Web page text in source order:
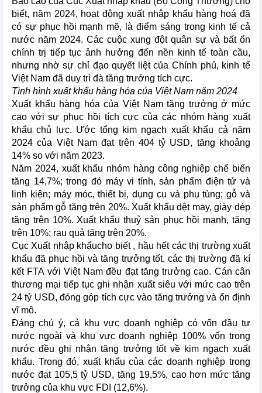
biết, năm 2024, hoạt động xuất nhập khẩu hàng hoá đã
có sự phục hồi mạnh mẽ, là điểm sáng trong kinh tế cả
nước năm 2024. Các cuộc xung đột quân sự và bất ổn
chính trị tiếp tục ảnh hưởng đến nền kinh tế toàn cầu,
nhưng nhờ sự chỉ đạo quyết liệt của Chính phủ, kinh tế
Việt Nam đã duy trì đà tăng trưởng tích cực.
Tình hình xuất khẩu hàng hóa của Việt Nam năm 2024
Xuất khẩu hàng hóa của Việt Nam tăng trưởng ở mức
cao với sự phục hồi tích cực của các nhóm hàng xuất
khẩu chủ lực. Ước tổng kim ngạch xuất khẩu cả năm
2024 của Việt Nam đạt trên 404 tỷ USD, tăng khoảng
14% so với năm 2023.
Năm 2024, xuất khẩu nhóm hàng công nghiệp chế biến
tăng 14,7%; trong đó máy vi tính, sản phẩm điện tử và
linh kiện; máy móc, thiết bị, dụng cụ và phụ tùng; gỗ và
sản phẩm gỗ tăng trên 20%. Xuất khẩu dệt may, giày dép
tăng trên 10%. Xuất khẩu thuỷ sản phục hồi mạnh, tăng
trên 10%; rau quả tăng trên 20%.
Cục Xuất nhập khẩucho biết , hầu hết các thị trường xuất
khẩu đã phục hồi và tăng trưởng tốt, các thị trường đã kí
kết FTA với Việt Nam đều đạt tăng trưởng cao. Cán cân
thương mại tiếp tục ghi nhận xuất siêu với mức cao trên
24 tỷ USD, đóng góp tích cực vào tăng trưởng và ổn định
vĩ mô.
Đáng chú ý, cả khu vực doanh nghiệp có vốn đầu tư
nước ngoài và khu vực doanh nghiệp 100% vốn trong
nước đều ghi nhận tăng trưởng tốt về kim ngạch xuất
khẩu. Trong đó, xuất khẩu của các doanh nghiệp trong
nước đạt 105,5 tỷ USD, tăng 19,5%, cao hơn mức tăng
trưởng của khu vực FDI (12,6%).